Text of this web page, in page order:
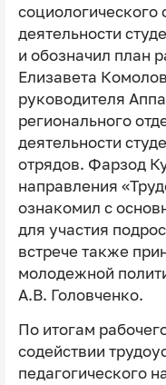
социологического
деятельности
и обозначил план
Елизавета
руководителя
регионального
деятельности
отрядов. Фарзод
направления
ознакомил с
для участия
встрече также
молодежной
А.В. Головченко.
По итогам
содействии
педагогического